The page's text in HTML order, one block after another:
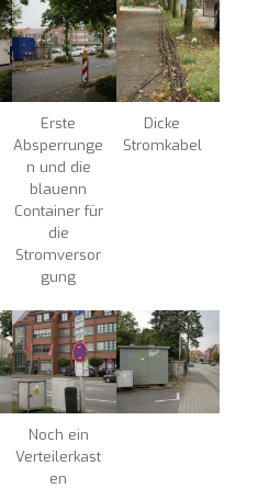
Erste
Absperrunge
n und die
blauenn
Container für
die
Stromversor
gung
Dicke
Stromkabel
Noch ein
Verteilerkast
en